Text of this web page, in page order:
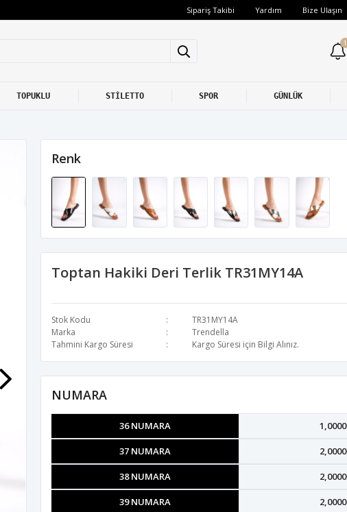
Sipariş Takibi Yardım Bize Ulaşın
1
TOPUKLU STİLETTO SPOR GÜNLÜK
Toptan Hakiki Deri Terlik TR31MY14A
Stok Kodu
TR31MY14A
Marka
Trendella
Tahmini Kargo Süresi
Kargo Süresi için Bilgi Alınız.
Renk
NUMARA
36 NUMARA 1,0000
37 NUMARA 2,0000
38 NUMARA 2,0000
39 NUMARA 2,0000